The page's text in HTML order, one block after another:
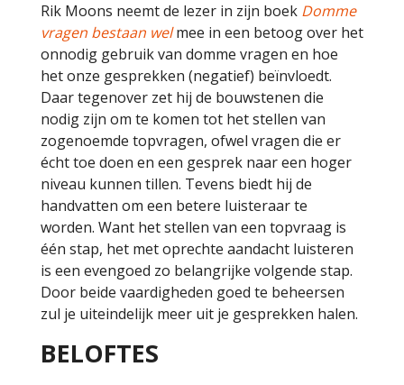
Rik Moons neemt de lezer in zijn boek Domme
vragen bestaan welmee in een betoog over het
onnodig gebruik van domme vragen en hoe
het onze gesprekken (negatief) beïnvloedt.
Daar tegenover zet hij de bouwstenen die
nodig zijn om te komen tot het stellen van
zogenoemde topvragen, ofwel vragen die er
écht toe doen en een gesprek naar een hoger
niveau kunnen tillen. Tevens biedt hij de
handvatten om een betere luisteraar te
worden. Want het stellen van een topvraag is
één stap, het met oprechte aandacht luisteren
is een evengoed zo belangrijke volgende stap.
Door beide vaardigheden goed te beheersen
zul je uiteindelijk meer uit je gesprekken halen.
BELOFTES